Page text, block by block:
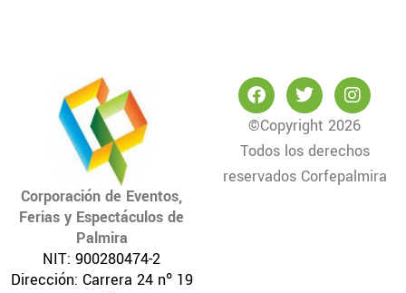
Corporación de Eventos,
Ferias y Espectáculos de
Palmira
NIT: 900280474-2
Dirección: Carrera 24 nº 19
F
a
c
e
b
o
T
w
i
t
t
e
I
n
s
a
g
©Copyright 2026
Todos los derechos
reservados Corfepalmira